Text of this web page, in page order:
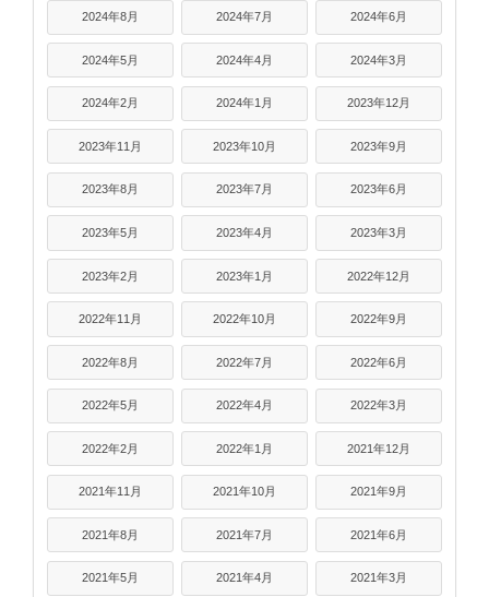
2024年8月 2024年7月 2024年6月
2024年5月 2024年4月 2024年3月
2024年2月 2024年1月 2023年12月
2023年11月 2023年10月 2023年9月
2023年8月 2023年7月 2023年6月
2023年5月 2023年4月 2023年3月
2023年2月 2023年1月 2022年12月
2022年11月 2022年10月 2022年9月
2022年8月 2022年7月 2022年6月
2022年5月 2022年4月 2022年3月
2022年2月 2022年1月 2021年12月
2021年11月 2021年10月 2021年9月
2021年8月 2021年7月 2021年6月
2021年5月 2021年4月 2021年3月